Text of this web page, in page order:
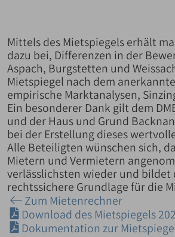
Mittels des Mietspiegels erhält
dazu bei, Differenzen in der
Aspach, Burgstetten und
Mietspiegel nach dem
empirische Marktanalysen,
Ein besonderer Dank gilt dem
und der Haus und Grund
bei der Erstellung dieses
Alle Beteiligten wünschen sich,
Mietern und Vermietern
verlässlichsten wieder und
rechtssichere Grundlage für die
Zum Mietenrechner
Download des Mietspiegels
Dokumentation zur